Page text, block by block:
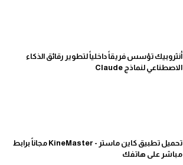
أنثروبيك تؤسس فريقاً داخلياً لتطوير رقائق الذكاء
الاصطناعي لنماذج Claude
تحميل تطبيق كاين ماستر - KineMaster مجاناً برابط
مباشر على هاتفك